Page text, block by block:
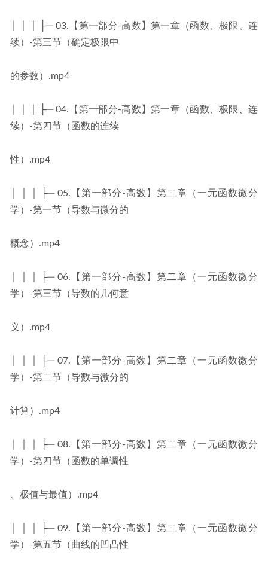
│ │ │ ├─ 03.【第一部分-高数】第一章（函数、极限、连
续）-第三节（确定极限中
的参数）.mp4
│ │ │ ├─ 04.【第一部分-高数】第一章（函数、极限、连
续）-第四节（函数的连续
性）.mp4
│ │ │ ├─ 05.【第一部分-高数】第二章（一元函数微分
学）-第一节（导数与微分的
概念）.mp4
│ │ │ ├─ 06.【第一部分-高数】第二章（一元函数微分
学）-第三节（导数的几何意
义）.mp4
│ │ │ ├─ 07.【第一部分-高数】第二章（一元函数微分
学）-第二节（导数与微分的
计算）.mp4
│ │ │ ├─ 08.【第一部分-高数】第二章（一元函数微分
学）-第四节（函数的单调性
、极值与最值）.mp4
│ │ │ ├─ 09.【第一部分-高数】第二章（一元函数微分
学）-第五节（曲线的凹凸性